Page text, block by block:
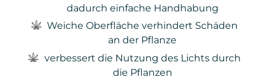
dadurch einfache Handhabung
Weiche Oberfläche verhindert Schäden
an der Pflanze
verbessert die Nutzung des Lichts durch
die Pflanzen